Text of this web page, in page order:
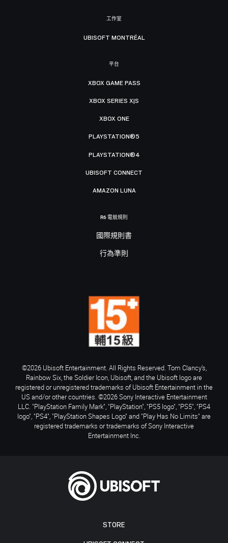
STORE
工作室
UBISOFT MONTRÉAL
平台
XBOX GAME PASS
XBOX SERIES X|S
XBOX ONE
PLAYSTATION®5
PLAYSTATION®4
UBISOFT CONNECT
AMAZON LUNA
R6 電競規則
國際規則書
行為準則
©2026 Ubisoft Entertainment. All Rights Reserved. Tom Clancy’s,
Rainbow Six, the Soldier Icon, Ubisoft, and the Ubisoft logo are
registered or unregistered trademarks of Ubisoft Entertainment in the
US and/or other countries. ©2026 Sony Interactive Entertainment
LLC. "PlayStation Family Mark", "PlayStation", "PS5 logo", "PS5", "PS4
logo", "PS4", "PlayStation Shapes Logo" and "Play Has No Limits" are
registered trademarks or trademarks of Sony Interactive
Entertainment Inc.